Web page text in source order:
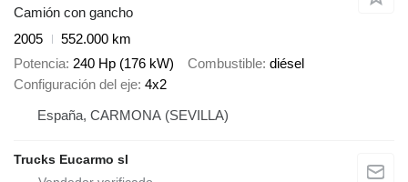
Camión con gancho
2005
552.000 km
Potencia 240 Hp (176 kW) Combustible diésel
Configuración del eje 4x2
España, CARMONA (SEVILLA)
Trucks Eucarmo sl